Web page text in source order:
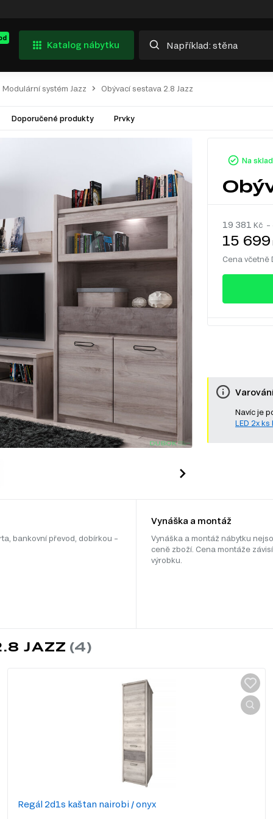
Katalog nábytku
Modulární systém Jazz Obývací sestava 2.8 Jazz
Doporučené produkty Prvky
Na
19 381 Kč –
15 699
Cena včetně
Navíc je
LED 2x
bankovní převod, dobírkou –
Vynáška a montáž
Vynáška a montáž nábytku
ceně zboží. Cena montáže
výrobku.
JAZZ
Regál 2d1s kaštan nairobi / onyx